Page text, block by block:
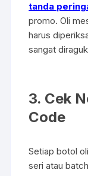
tanda
promo. Oli
harus
sangat
3. Cek
Code
Setiap botol
seri atau